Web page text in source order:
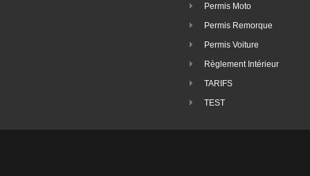
Permis Moto
Permis Remorque
Permis Voiture
Règlement Intérieur
TARIFS
TEST